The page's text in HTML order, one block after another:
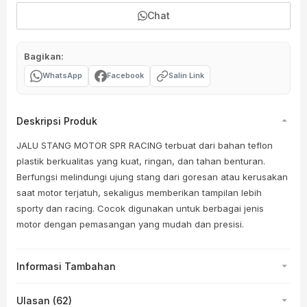
Chat
Bagikan:
WhatsApp Facebook Salin Link
Deskripsi Produk
JALU STANG MOTOR SPR RACING terbuat dari bahan teflon
plastik berkualitas yang kuat, ringan, dan tahan benturan.
Berfungsi melindungi ujung stang dari goresan atau kerusakan
saat motor terjatuh, sekaligus memberikan tampilan lebih
sporty dan racing. Cocok digunakan untuk berbagai jenis
motor dengan pemasangan yang mudah dan presisi.
Informasi Tambahan
Ulasan (62)